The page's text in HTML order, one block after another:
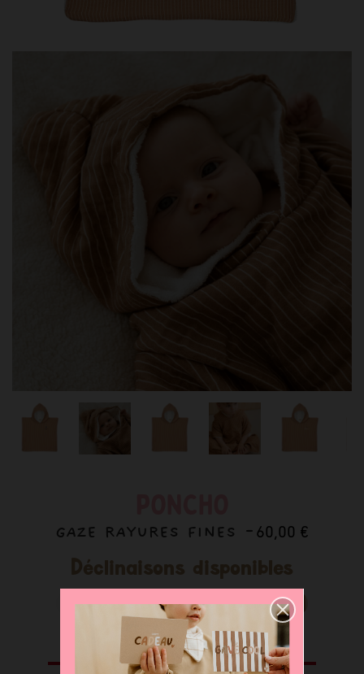
GAZE RAYURES FINES - 60,00 €
Déclinaisons disponibles